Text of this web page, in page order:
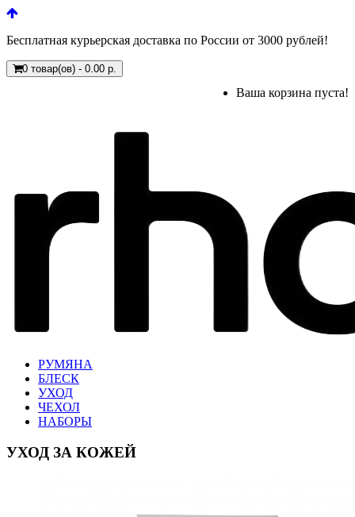
Бесплатная курьерская доставка по России от 3000 рублей!
0 товар(ов) - 0.00 р.
Ваша корзина пуста!
РУМЯНА
БЛЕСК
УХОД
ЧЕХОЛ
НАБОРЫ
УХОД ЗА КОЖЕЙ